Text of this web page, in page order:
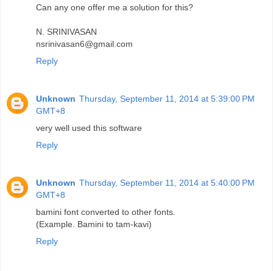
Can any one offer me a solution for this?
N. SRINIVASAN
nsrinivasan6@gmail.com
Reply
Unknown Thursday, September 11, 2014 at 5:39:00 PM
GMT+8
very well used this software
Reply
Unknown Thursday, September 11, 2014 at 5:40:00 PM
GMT+8
bamini font converted to other fonts.
(Example. Bamini to tam-kavi)
Reply